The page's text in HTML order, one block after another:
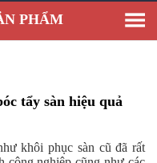
PHẨM
tẩy sàn hiệu quả
khôi phục sàn cũ đã rất